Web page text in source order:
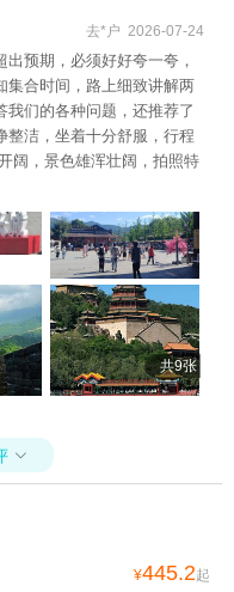
去*户 2026-07-24
预期，必须好好夸一夸，
集合时间，路上细致讲解两
我们的各种问题，还推荐了
整洁，坐着十分舒服，行程
阔，景色雄浑壮阔，拍照特
定要体验吹着微风赏皇家
很好，意犹未尽，大家商量
景，整趟旅途轻松舒心，没
拉满。来北京想省心逛景点
共9张

¥445.2起